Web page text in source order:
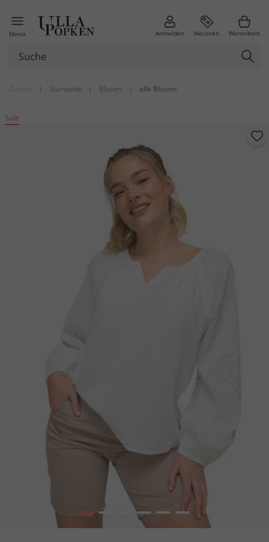
Menü Anmelden Aktionen Warenkorb
| Startseite | Blusen | alle Blusen
Sale
1 2 4 5 6